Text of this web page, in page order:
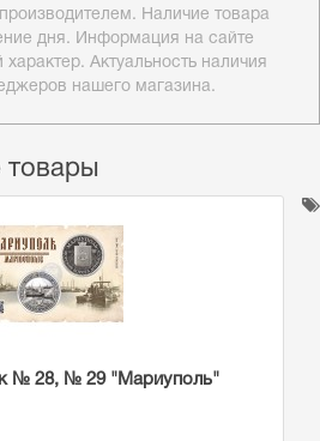
Наличие товара
дня. Информация на сайте
Актуальность наличия
нашего магазина.
товары
№ 28, № 29 "Мариуполь"